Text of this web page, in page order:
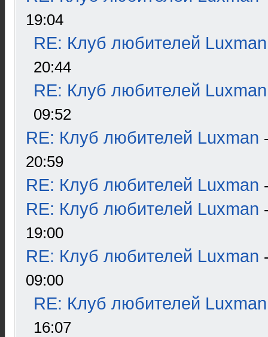
19:04
RE: Клуб любителей Luxman
20:44
RE: Клуб любителей Luxman
09:52
RE: Клуб любителей Luxman
20:59
RE: Клуб любителей Luxman
RE: Клуб любителей Luxman
19:00
RE: Клуб любителей Luxman
09:00
RE: Клуб любителей Luxman
16:07